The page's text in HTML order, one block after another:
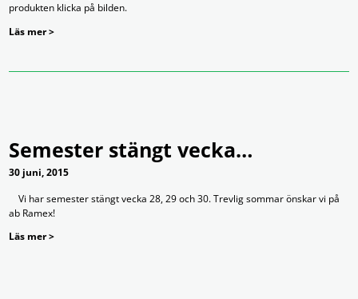
produkten klicka på bilden.
Läs mer >
Semester stängt vecka…
30 juni, 2015
Vi har semester stängt vecka 28, 29 och 30. Trevlig sommar önskar vi på
ab Ramex!
Läs mer >